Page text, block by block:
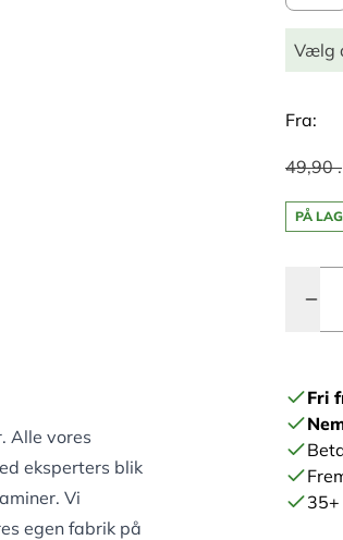
Vælg
Fra:
49,90 .
PÅ
Fri
Alle vores
eksperters blik
Vi
egen fabrik på